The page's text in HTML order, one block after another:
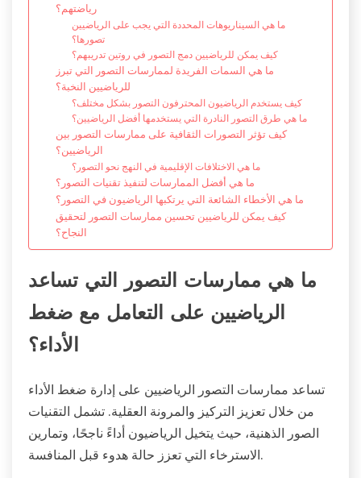
رياضتهم؟
ما هي السيناريوهات المحددة التي يجب على الرياضيين
تصورها؟
كيف يمكن للرياضيين دمج التصور في روتين تدريبهم؟
ما هي السمات الفريدة لممارسات التصور التي تبرز
للرياضيين النخبة؟
كيف يستخدم الرياضيون المحترفون التصور بشكل مختلف؟
ما هي طرق التصور النادرة التي يستخدمها أفضل الرياضيين؟
كيف تؤثر التصورات الثقافية على ممارسات التصور بين
الرياضيين؟
ما هي الاختلافات الإقليمية في النهج نحو التصور؟
ما هي أفضل الممارسات لتنفيذ تقنيات التصور؟
ما هي الأخطاء الشائعة التي يرتكبها الرياضيون في التصور؟
كيف يمكن للرياضيين تحسين ممارسات التصور لتحقيق
النجاح؟
ما هي ممارسات التصور التي تساعد
الرياضيين على التعامل مع ضغط
الأداء؟
تساعد ممارسات التصور الرياضيين على إدارة ضغط الأداء
من خلال تعزيز التركيز والمرونة العقلية. تشمل التقنيات
الصور الذهنية، حيث يتخيل الرياضيون أداءً ناجحًا، وتمارين
الاسترخاء التي تعزز حالة هدوء قبل المنافسة.